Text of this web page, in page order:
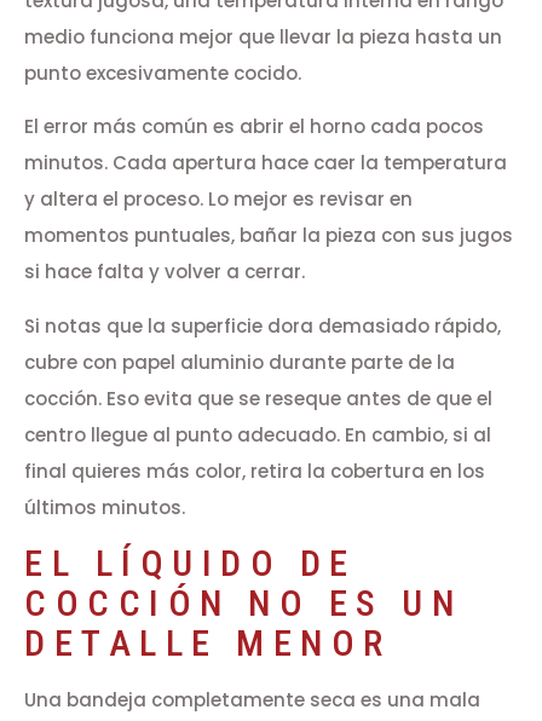
medio funciona mejor que llevar la pieza hasta un
punto excesivamente cocido.
El error más común es abrir el horno cada pocos
minutos. Cada apertura hace caer la temperatura
y altera el proceso. Lo mejor es revisar en
momentos puntuales, bañar la pieza con sus jugos
si hace falta y volver a cerrar.
Si notas que la superficie dora demasiado rápido,
cubre con papel aluminio durante parte de la
cocción. Eso evita que se reseque antes de que el
centro llegue al punto adecuado. En cambio, si al
final quieres más color, retira la cobertura en los
últimos minutos.
EL LÍQUIDO DE
COCCIÓN NO ES UN
DETALLE MENOR
Una bandeja completamente seca es una mala